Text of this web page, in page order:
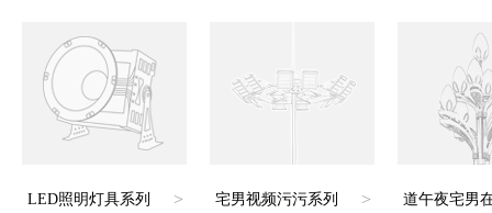
LED照明灯具系列 > 宅男视频污污系列 > 道午夜宅男